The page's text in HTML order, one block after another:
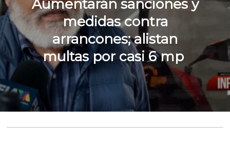
Aumentarán sanciones y
medidas contra
arrancones; alistan
multas por casi 6 mp